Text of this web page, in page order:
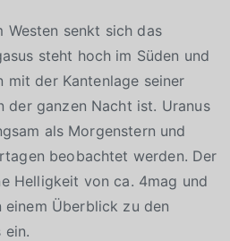
Westen senkt sich das
steht hoch im Süden und
mit der Kantenlage seiner
der ganzen Nacht ist. Uranus
als Morgenstern und
beobachtet werden. Der
Helligkeit von ca. 4mag und
Überblick zu den
ein.